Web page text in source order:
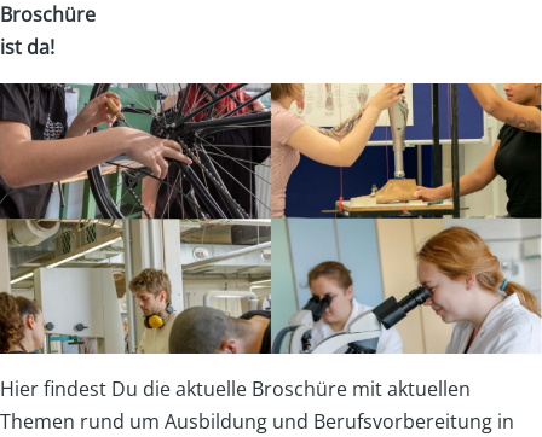
Broschüre
ist da!
Hier findest Du die aktuelle Broschüre mit aktuellen
Themen rund um Ausbildung und Berufsvorbereitung in